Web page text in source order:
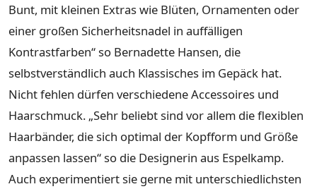
Bunt, mit kleinen Extras wie Blüten, Ornamenten oder
einer großen Sicherheitsnadel in auffälligen
Kontrastfarben“ so Bernadette Hansen, die
selbstverständlich auch Klassisches im Gepäck hat.
Nicht fehlen dürfen verschiedene Accessoires und
Haarschmuck. „Sehr beliebt sind vor allem die flexiblen
Haarbänder, die sich optimal der Kopfform und Größe
anpassen lassen“ so die Designerin aus Espelkamp.
Auch experimentiert sie gerne mit unterschiedlichsten